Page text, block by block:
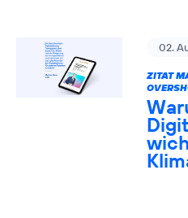
02.
ZITAT